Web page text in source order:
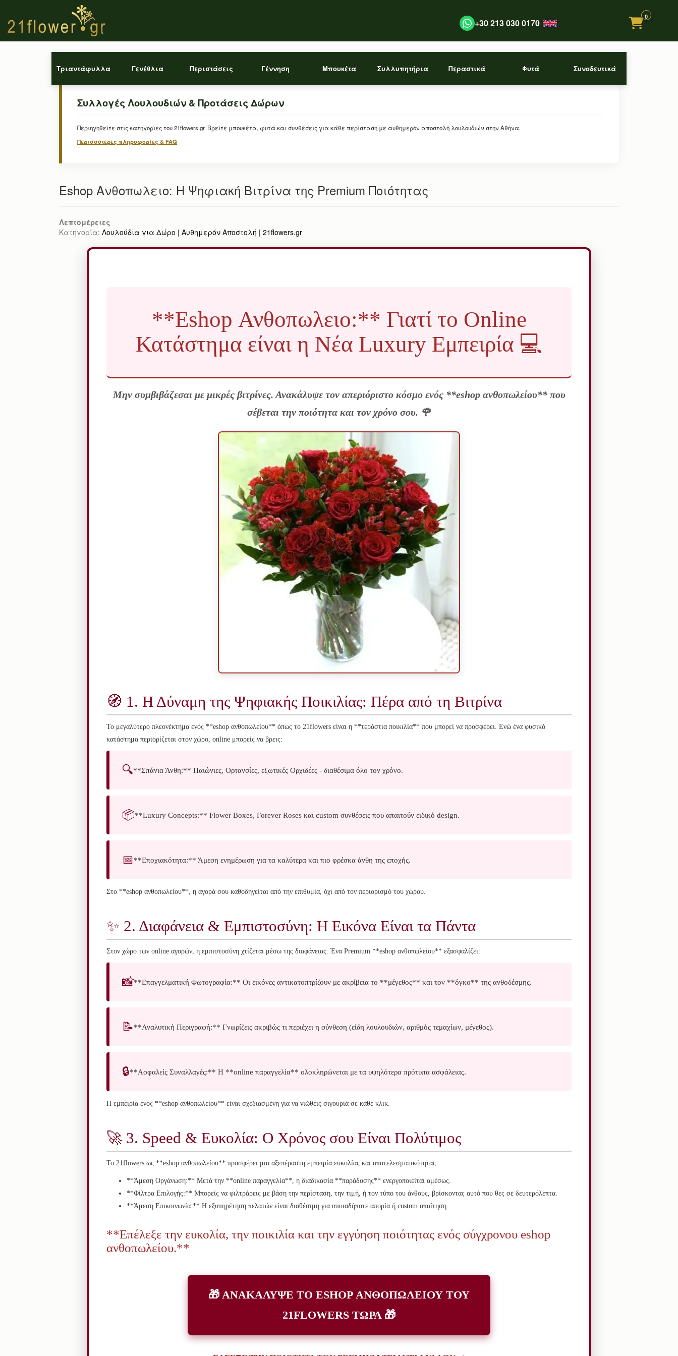
+30 213 030 0170
0
Τριαντάφυλλα Γενέθλια Περιστάσεις Γέννηση Μπουκέτα Συλλυπητήρια Περαστικά Φυτά Συνοδευτικά
Συλλογές Λουλουδιών & Προτάσεις Δώρων
Περιηγηθείτε στις κατηγορίες του 21flowers.gr. Βρείτε μπουκέτα, φυτά και συνθέσεις για κάθε περίσταση με αυθημερόν αποστολή λουλουδιών στην Αθήνα.
Περισσότερες πληροφορίες & FAQ
Eshop Ανθοπωλειο: Η Ψηφιακή Βιτρίνα της Premium Ποιότητας
Λεπτομέρειες
Κατηγορία: Λουλούδια για Δώρο | Αυθημερόν Αποστολή | 21flowers.gr
**Eshop Ανθοπωλειο:** Γιατί το Online
Κατάστημα είναι η Νέα Luxury Εμπειρία 💻
Μην συμβιβάζεσαι με μικρές βιτρίνες. Ανακάλυψε τον απεριόριστο κόσμο ενός **eshop ανθοπωλείου** που
σέβεται την ποιότητα και τον χρόνο σου. 🌹
🧭 1. Η Δύναμη της Ψηφιακής Ποικιλίας: Πέρα από τη Βιτρίνα
Το μεγαλύτερο πλεονέκτημα ενός **eshop ανθοπωλείου** όπως το 21flowers είναι η **τεράστια ποικιλία** που μπορεί να προσφέρει. Ενώ ένα φυσικό
κατάστημα περιορίζεται στον χώρο, online μπορείς να βρεις:
🔍**Σπάνια Άνθη:** Παιώνιες, Ορτανσίες, εξωτικές Ορχιδέες - διαθέσιμα όλο τον χρόνο.
📦**Luxury Concepts:** Flower Boxes, Forever Roses και custom συνθέσεις που απαιτούν ειδικό design.
📅**Εποχιακότητα:** Άμεση ενημέρωση για τα καλύτερα και πιο φρέσκα άνθη της εποχής.
Στο **eshop ανθοπωλείου**, η αγορά σου καθοδηγείται από την επιθυμία, όχι από τον περιορισμό του χώρου.
✨ 2. Διαφάνεια & Εμπιστοσύνη: Η Εικόνα Είναι τα Πάντα
Στον χώρο των online αγορών, η εμπιστοσύνη χτίζεται μέσω της διαφάνειας. Ένα Premium **eshop ανθοπωλείου** εξασφαλίζει:
📸**Επαγγελματική Φωτογραφία:** Οι εικόνες αντικατοπτρίζουν με ακρίβεια το **μέγεθος** και τον **όγκο** της ανθοδέσμης.
📝**Αναλυτική Περιγραφή:** Γνωρίζεις ακριβώς τι περιέχει η σύνθεση (είδη λουλουδιών, αριθμός τεμαχίων, μέγεθος).
🔒**Ασφαλείς Συναλλαγές:** Η **online παραγγελία** ολοκληρώνεται με τα υψηλότερα πρότυπα ασφάλειας.
Η εμπειρία ενός **eshop ανθοπωλείου** είναι σχεδιασμένη για να νιώθεις σιγουριά σε κάθε κλικ.
🚀 3. Speed & Ευκολία: Ο Χρόνος σου Είναι Πολύτιμος
Το 21flowers ως **eshop ανθοπωλείου** προσφέρει μια αξεπέραστη εμπειρία ευκολίας και αποτελεσματικότητας:
**Άμεση Οργάνωση:** Μετά την **online παραγγελία**, η διαδικασία **παράδοσης** ενεργοποιείται αμέσως.
**Φίλτρα Επιλογής:** Μπορείς να φιλτράρεις με βάση την περίσταση, την τιμή, ή τον τύπο του άνθους, βρίσκοντας αυτό που θες σε δευτερόλεπτα.
**Άμεση Επικοινωνία:** Η εξυπηρέτηση πελατών είναι διαθέσιμη για οποιαδήποτε απορία ή custom απαίτηση.
**Επέλεξε την ευκολία, την ποικιλία και την εγγύηση ποιότητας ενός σύγχρονου eshop
ανθοπωλείου.**
🎁 ΑΝΑΚΑΛΥΨΕ ΤΟ ESHOP ΑΝΘΟΠΩΛΕΙΟΥ ΤΟΥ
21FLOWERS ΤΩΡΑ 🎁